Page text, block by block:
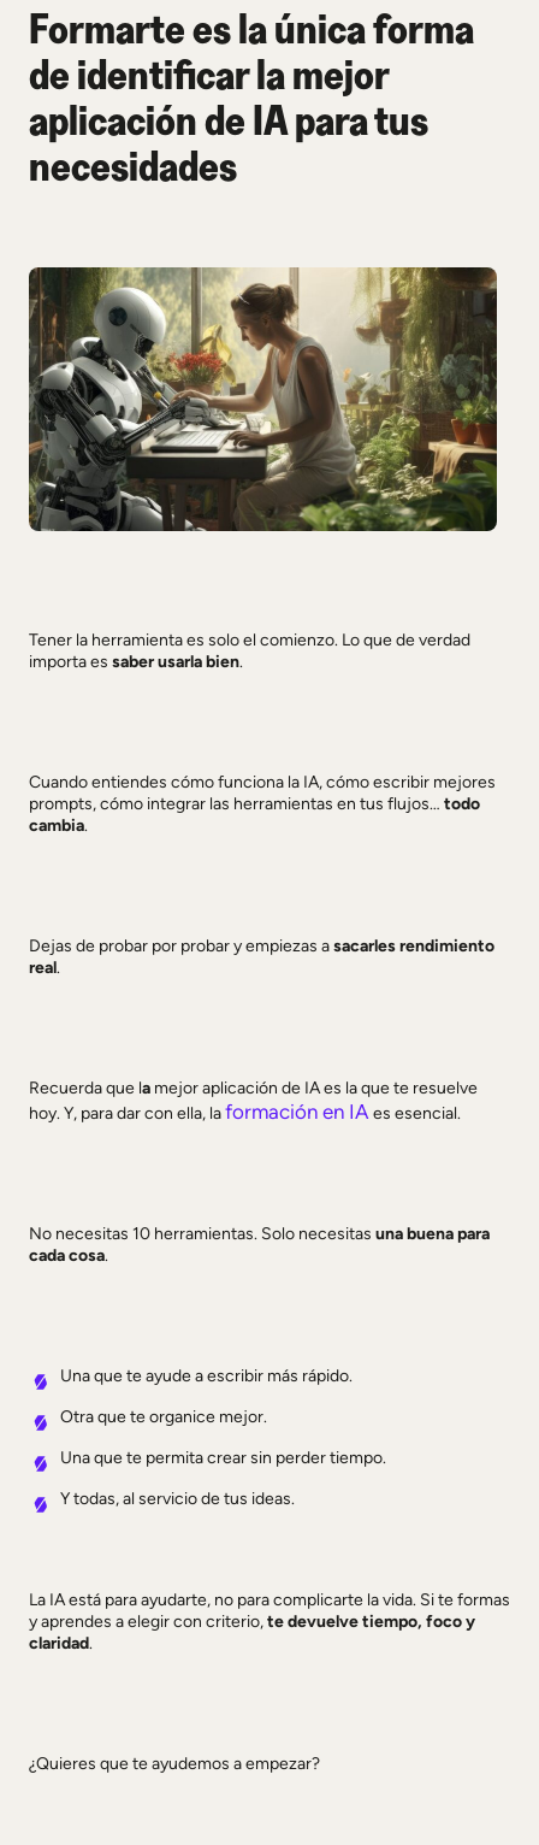
Formarte es la única forma
de identificar la mejor
aplicación de IA para tus
necesidades
Tener la herramienta es solo el comienzo. Lo que de verdad
importa es saber usarla bien.
Cuando entiendes cómo funciona la IA, cómo escribir mejores
prompts, cómo integrar las herramientas en tus flujos… todo
cambia.
Dejas de probar por probar y empiezas asacarles rendimiento
real.
Recuerda que la mejor aplicación de IA es la que te resuelve
hoy. Y, para dar con ella, laformación en IA es esencial.
No necesitas 10 herramientas. Solo necesitas una buena para
cada cosa.
Una que te ayude a escribir más rápido.
Otra que te organice mejor.
Una que te permita crear sin perder tiempo.
Y todas, al servicio de tus ideas.
La IA está para ayudarte, no para complicarte la vida. Si te formas
y aprendes a elegir con criterio,te devuelve tiempo, foco y
claridad.
¿Quieres que te ayudemos a empezar?